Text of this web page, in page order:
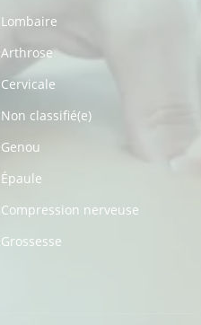
Lombaire
Arthrose
Cervicale
Non classifié(e)
Genou
Épaule
Compression nerveuse
Grossesse